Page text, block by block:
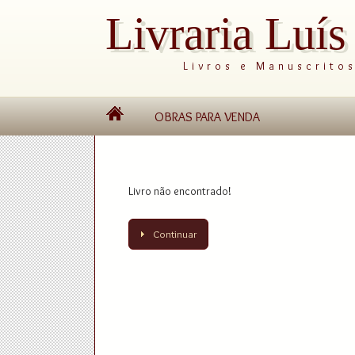
Livraria
Livros e
OBRAS PARA VENDA
Livro não encontrado!
Continuar